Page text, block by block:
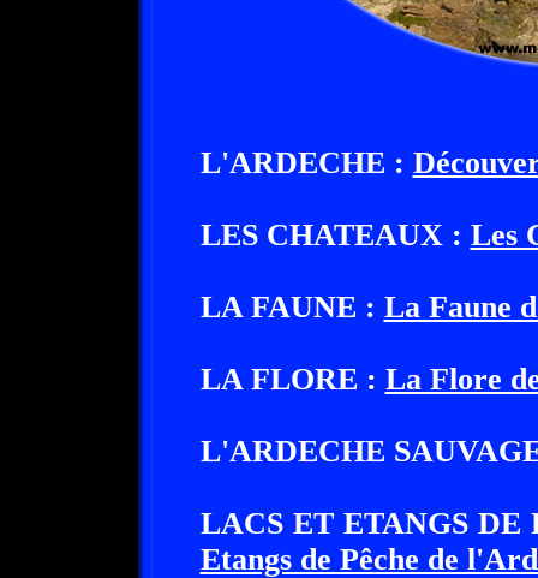
L'ARDECHE :
LES CHATEAUX : Les
LA FAUNE : La Faune
LA FLORE : La Flore
L'ARDECHE
LACS ET ETANGS
Etangs de Pêche de